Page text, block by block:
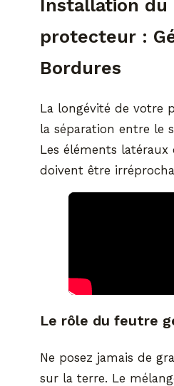
Installation du
protecteur :
Bordures
La longévité de votre
la séparation entre le
Les éléments
doivent être
Le rôle du feutre
Ne posez jamais de
sur la terre. Le